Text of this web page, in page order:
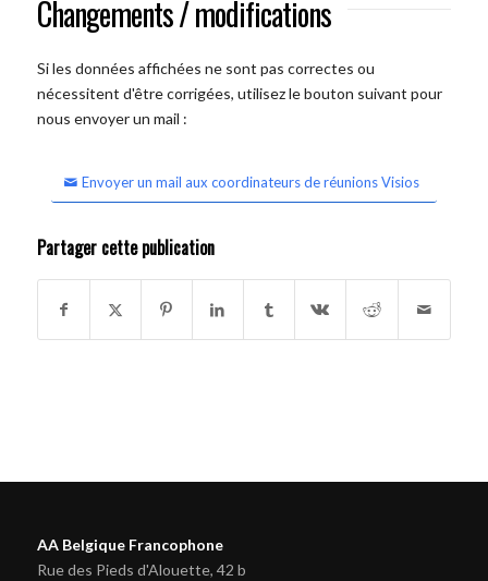
Changements / modifications
Si les données affichées ne sont pas correctes ou
nécessitent d'être corrigées, utilisez le bouton suivant pour
nous envoyer un mail :
Envoyer un mail aux coordinateurs de réunions Visios
Partager cette publication
AA Belgique Francophone
Rue des Pieds d'Alouette, 42 b